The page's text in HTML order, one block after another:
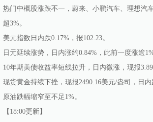
热门中概股涨跌不一，蔚来、小鹏汽车、理想汽
超3%。
美元指数日内跌0.17%，报102.23。
日元延续涨势，日内涨约0.84%，此前一度涨逾1%
10年期美债收益率短线拉升，日内微涨，现报
现货黄金持续下挫，现报2490.16美元/盎司，日内
原油跌幅缩窄至不足1%。
【18:00更新】